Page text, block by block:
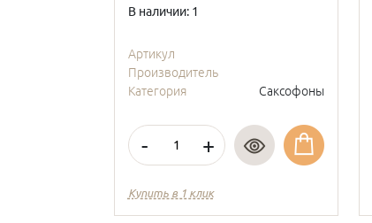
В наличии: 1
Артикул
Производитель
Категория
Саксофоны
- +
Купить в 1 клик